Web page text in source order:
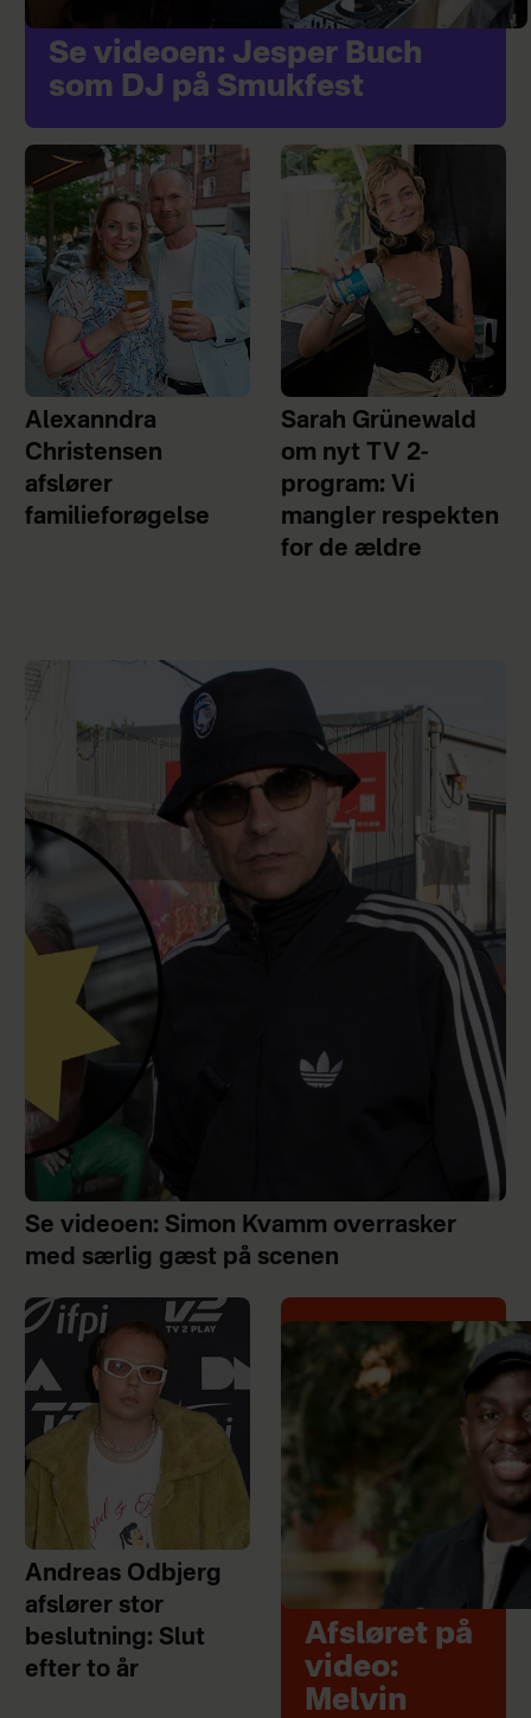
Se videoen: Jesper Buch
som DJ på Smukfest
Alexanndra
Christensen
afslører
familieforøgelse
Sarah Grünewald
om nyt TV 2-
program: Vi
mangler respekten
for de ældre
Se videoen: Simon Kvamm overrasker
med særlig gæst på scenen
Andreas Odbjerg
afslører stor
beslutning: Slut
efter to år
Afsløret på
video:
Melvin